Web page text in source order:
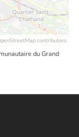
contributors
du Grand